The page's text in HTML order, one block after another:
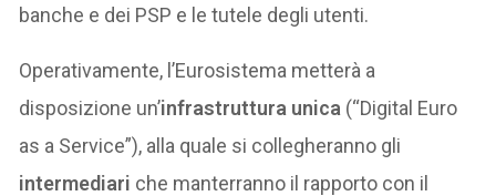
banche e dei PSP e le tutele degli utenti.
Operativamente, l’Eurosistema metterà a
disposizione un’infrastruttura unica (“Digital Euro
as a Service”), alla quale si collegheranno gli
intermediari che manterranno il rapporto con il